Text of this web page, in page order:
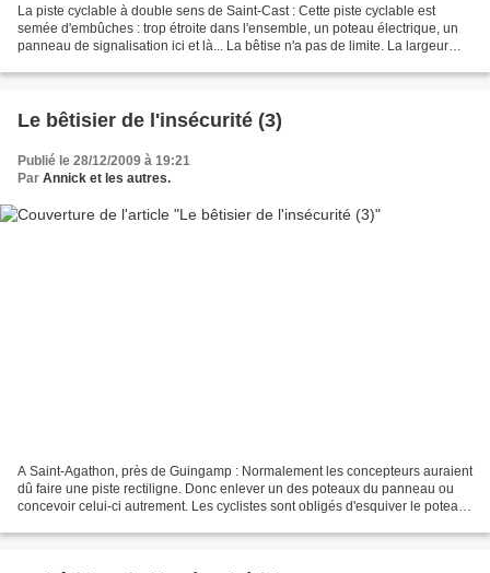
La piste cyclable à double sens de Saint-Cast : Cette piste cyclable est
semée d'embûches : trop étroite dans l'ensemble, un poteau électrique, un
panneau de signalisation ici et là... La bêtise n'a pas de limite. La largeur
Le bêtisier de l'insécurité (3)
Publié le 28/12/2009 à 19:21
Par Annick et les autres.
A Saint-Agathon, près de Guingamp : Normalement les concepteurs auraient
dû faire une piste rectiligne. Donc enlever un des poteaux du panneau ou
concevoir celui-ci autrement. Les cyclistes sont obligés d'esquiver le poteau.